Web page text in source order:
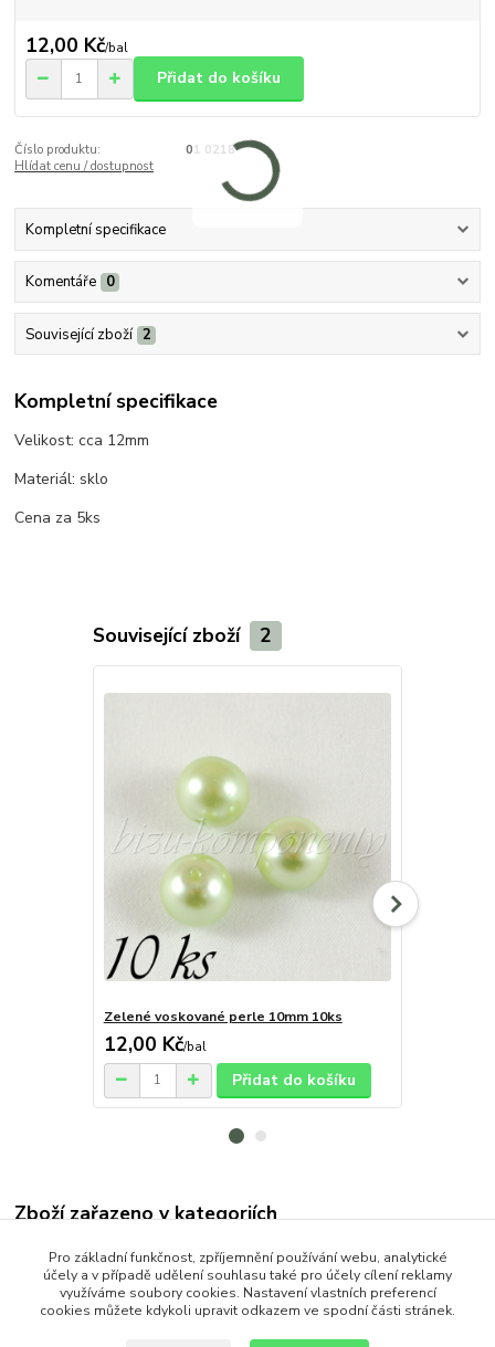
12,00 Kč/bal
Přidat do košíku
Číslo produktu:
01 0218
Hlídat cenu / dostupnost
Kompletní specifikace
Komentáře 0
Související zboží 2
Kompletní specifikace
Velikost: cca 12mm
Materiál: sklo
Cena za 5ks
Související zboží 2
Zelené voskované perle 10mm 10ks
12,00 Kč/bal
Přidat do košíku
Zboží zařazeno v kategoriích
Korálky
Skleněné
Pro základní funkčnost, zpříjemnění používání webu, analytické
účely a v případě udělení souhlasu také pro účely cílení reklamy
využíváme soubory cookies. Nastavení vlastních preferencí
cookies můžete kdykoli upravit odkazem ve spodní části stránek.